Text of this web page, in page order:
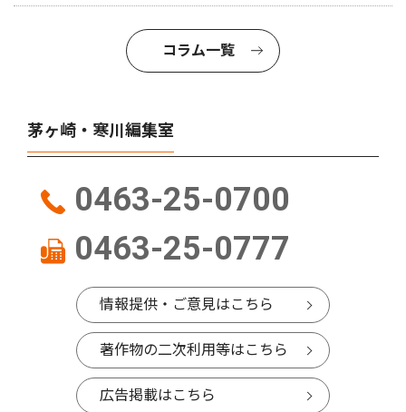
コラム一覧
茅ヶ崎・寒川編集室
0463-25-0700
0463-25-0777
情報提供・ご意見はこちら
著作物の二次利用等はこちら
広告掲載はこちら